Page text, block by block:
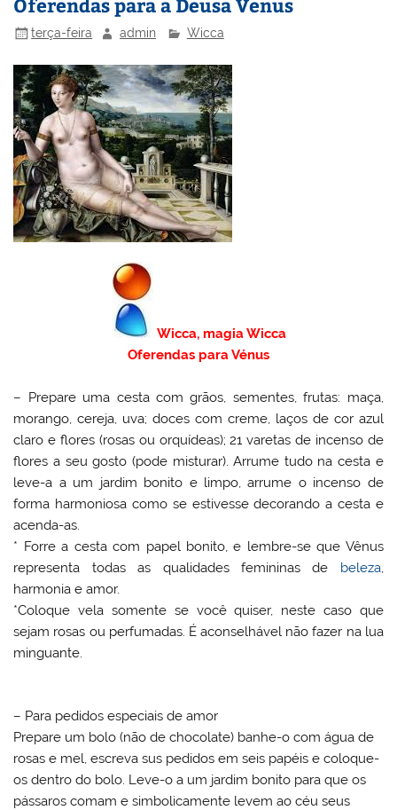
n
o
k
M
l
Oferendas para a Deusa Venus
terça-feira admin Wicca
Wicca, magia Wicca
Oferendas para Vénus
– Prepare uma cesta com grãos, sementes, frutas: maça,
morango, cereja, uva; doces com creme, laços de cor azul
claro e flores (rosas ou orquídeas); 21 varetas de incenso de
flores a seu gosto (pode misturar). Arrume tudo na cesta e
leve-a a um jardim bonito e limpo, arrume o incenso de
forma harmoniosa como se estivesse decorando a cesta e
acenda-as.
* Forre a cesta com papel bonito, e lembre-se que Vênus
representa todas as qualidades femininas de beleza,
harmonia e amor.
*Coloque vela somente se você quiser, neste caso que
sejam rosas ou perfumadas. É aconselhável não fazer na lua
minguante.
– Para pedidos especiais de amor
Prepare um bolo (não de chocolate) banhe-o com água de
rosas e mel, escreva sus pedidos em seis papéis e coloque-
os dentro do bolo. Leve-o a um jardim bonito para que os
pássaros comam e simbolicamente levem ao céu seus